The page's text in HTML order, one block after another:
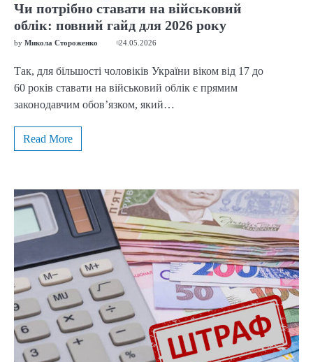
Чи потрібно ставати на військовий
облік: повний гайд для 2026 року
by Микола Стороженко 24.05.2026
Так, для більшості чоловіків України віком від 17 до
60 років ставати на військовий облік є прямим
законодавчим обов’язком, який…
Read More